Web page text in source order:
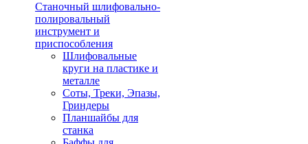
Станочный шлифовально-
полировальный
инструмент и
приспособления
Шлифовальные
круги на пластике и
металле
Соты, Треки, Эпазы,
Гриндеры
Планшайбы для
станка